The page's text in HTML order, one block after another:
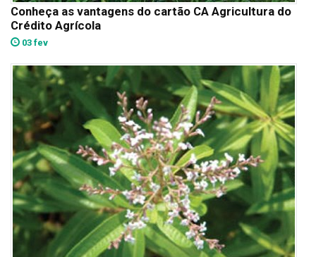
Conheça as vantagens do cartão CA Agricultura do
Crédito Agrícola
03 fev